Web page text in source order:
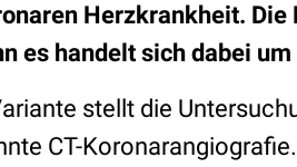
Herzkrankheit.
es handelt sich dabei
stellt die
CT-